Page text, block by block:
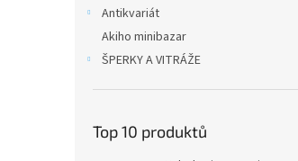
Antikvariát
Akiho minibazar
ŠPERKY A VITRÁŽE
Top 10 produktů